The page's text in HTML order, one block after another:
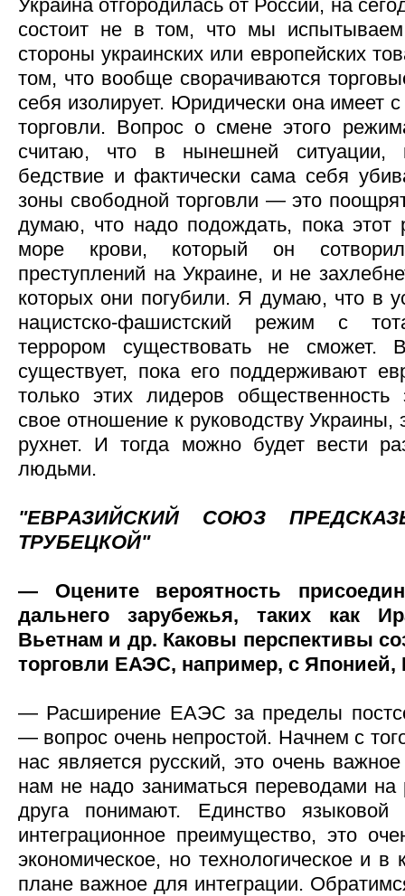
Украина отгородилась от России, на
состоит не в том, что мы испытываем
стороны украинских или европейских
том, что вообще сворачиваются
себя изолирует. Юридически она имеет
торговли. Вопрос о смене этого
считаю, что в нынешней ситуации,
бедствие и фактически сама себя
зоны свободной торговли — это
думаю, что надо подождать, пока
море крови, который он
преступлений на Украине, и не
которых они погубили. Я думаю, что в
нацистско-фашистский режим с
террором существовать не сможет.
существует, пока его поддерживают
только этих лидеров общественность
свое отношение к руководству
рухнет. И тогда можно будет вести
людьми.
"ЕВРАЗИЙСКИЙ СОЮЗ
ТРУБЕЦКОЙ"
— Оцените вероятность
дальнего зарубежья, таких как
Вьетнам и др. Каковы перспективы
торговли ЕАЭС, например, с
— Расширение ЕАЭС за пределы
— вопрос очень непростой. Начнем с
нас является русский, это очень
нам не надо заниматься переводами на
друга понимают. Единство
интеграционное преимущество, это
экономическое, но технологическое и в
плане важное для интеграции.